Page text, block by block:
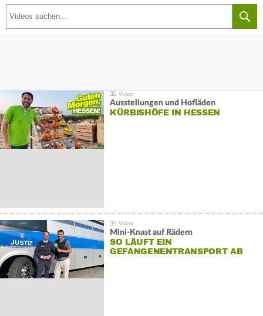
Ausstellungen und Hofläden
KÜRBISHÖFE IN HESSEN
Mini-Knast auf Rädern
SO LÄUFT EIN
GEFANGENENTRANSPORT AB